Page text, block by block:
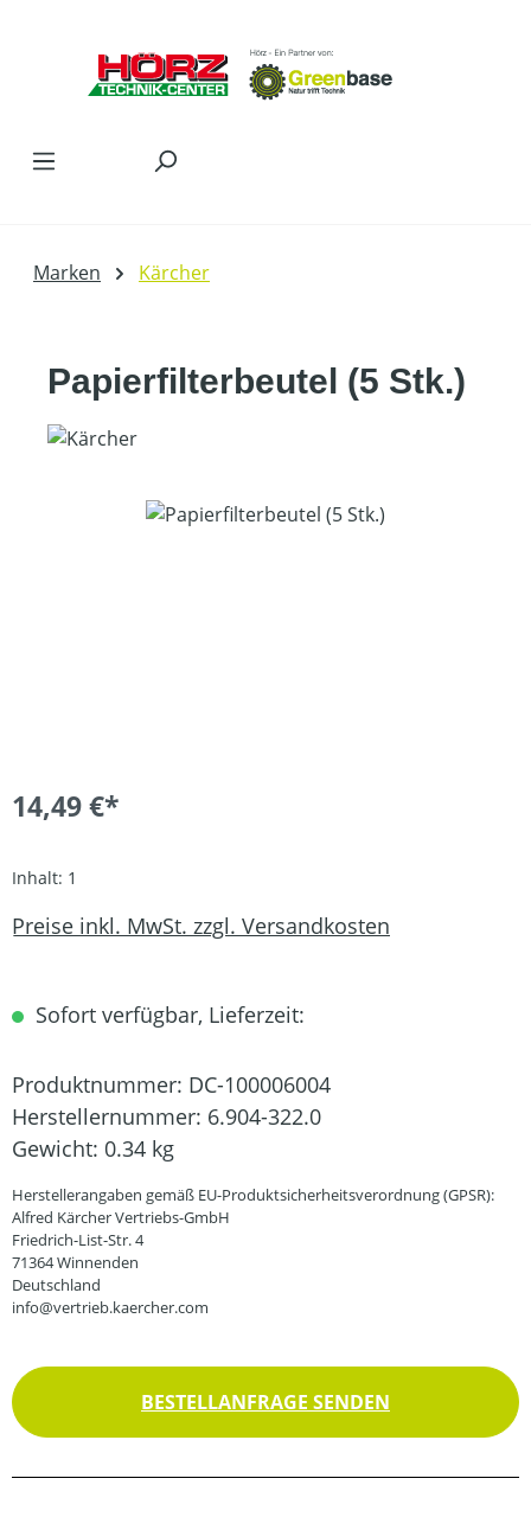
Marken Kärcher
Papierfilterbeutel (5 Stk.)
Bildergalerie überspringen
14,49 €*
Inhalt: 1
Preise inkl. MwSt. zzgl. Versandkosten
Sofort verfügbar, Lieferzeit:
Produktnummer: DC-100006004
Herstellernummer: 6.904-322.0
Gewicht: 0.34 kg
Herstellerangaben gemäß EU-Produktsicherheitsverordnung (GPSR):
Alfred Kärcher Vertriebs-GmbH
Friedrich-List-Str. 4
71364 Winnenden
Deutschland
info@vertrieb.kaercher.com
BESTELLANFRAGE SENDEN